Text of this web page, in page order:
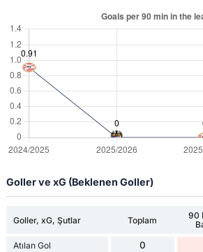
Goller ve xG (Beklenen Goller)
Goller, xG, Şutlar Toplam
90
Atılan Gol 0